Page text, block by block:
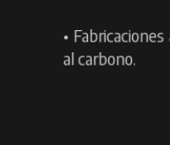
•
al carbono.